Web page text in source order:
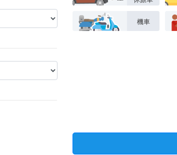
機車